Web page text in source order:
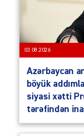
03.08.2026
Azərbaycan
böyük
siyasi xətti
tərəfindən